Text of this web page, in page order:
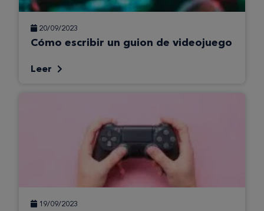
20/09/2023
Cómo escribir un guion de videojuego
Leer
19/09/2023